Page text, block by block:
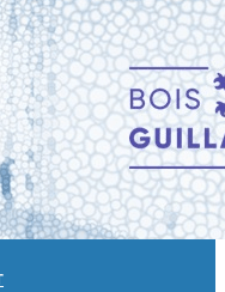
affichées